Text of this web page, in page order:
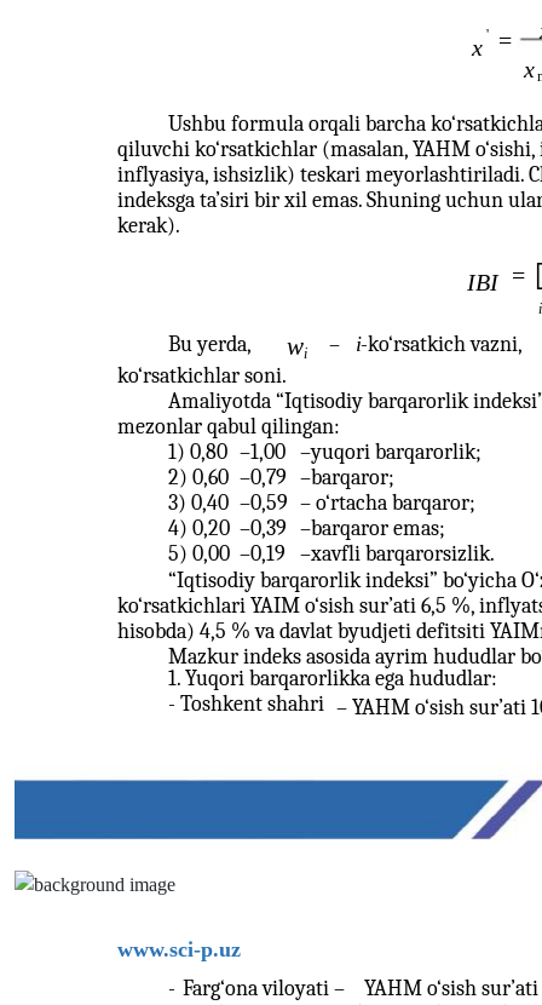
'
x
x =
Ushbu formula orqali barcha
qiluvchi ko‘rsatkichlar (masalan, YAHM
inflyasiya, ishsizlik) teskari meyorlashtiriladi.
indeksga ta’siri bir xil emas. Shuning uchun
kerak).
=
i
IBI
Bu yerda, i
w – i-ko‘rsatkich vazni,
ko‘rsatkichlar soni.
Amaliyotda “Iqtisodiy barqarorlik
mezonlar qabul qilingan:
1) 0,80 –1,00 –yuqori barqarorlik;
2) 0,60 –0,79 –barqaror;
3) 0,40 –0,59 –o‘rtacha barqaror;
4) 0,20 –0,39 –barqaror emas;
5) 0,00 –0,19 –xavfli barqarorsizlik.
“Iqtisodiy barqarorlik indeksi” bo‘yicha
ko‘rsatkichlari YAIM o‘sish sur’ati 6,5 %,
hisobda) 4,5 % va davlat byudjeti defitsiti
Mazkur indeks asosida ayrim hududlar
1. Yuqori barqarorlikka ega hududlar:
- Toshkent shahri –YAHM o‘sish sur’ati
www.sci-p.uz
- Farg‘ona viloyati –
YAHM o‘sish